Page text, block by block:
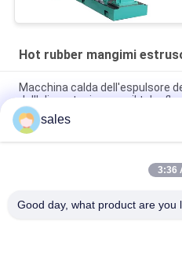
Hot rubber mangimi
Macchina calda dell'espulsore
dell'alimentazione per il tubo
fabbricazione di gomma di
caldo dell'alimentazione 1500-
Doppi rotori che sottopongono
sales
3:36
Good day, what product are you